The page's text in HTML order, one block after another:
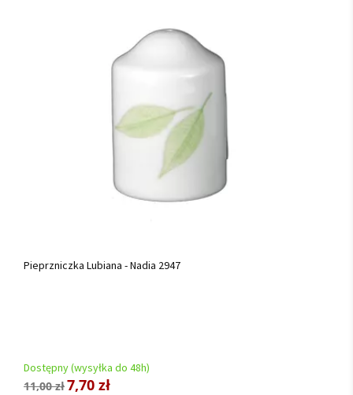
Pieprzniczka Lubiana - Nadia 2947
Dostępny (wysyłka do 48h)
11,00 zł7,70 zł